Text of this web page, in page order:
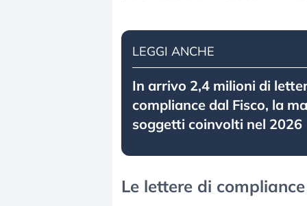
LEGGI ANCHE
In arrivo 2,4 milioni di
compliance dal Fisco, la
soggetti coinvolti nel 2026
Le lettere di